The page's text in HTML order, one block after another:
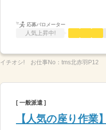
応募バロメーター
人気上昇中!
イチオシ! お仕事No： tms北赤羽P12
[ 一般派遣 ]
【人気の座り作